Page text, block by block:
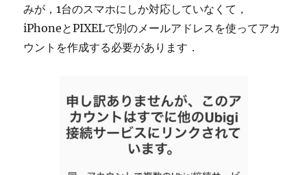
みが，1台のスマホにしか対応していなくて，
iPhoneとPIXELで別のメールアドレスを使ってアカ
ウントを作成する必要があります．